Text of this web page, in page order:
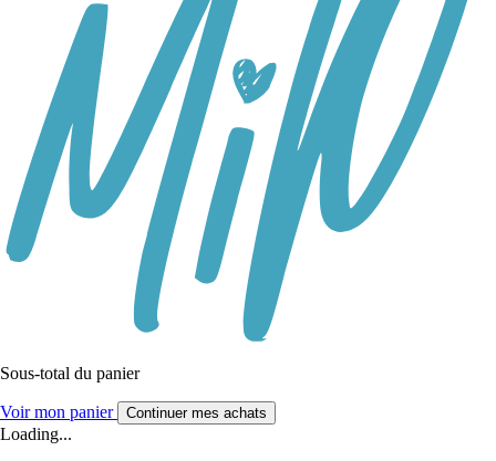
Sous-total du panier
Voir mon panier Continuer mes achats
Loading...